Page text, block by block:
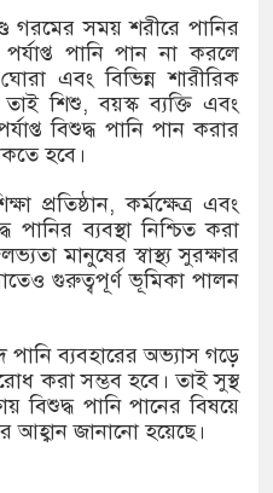
আজ
করা হয়েছে:
গরমের সময় শরীরে পানির
পানি পান না করলে
এবং বিভিন্ন শারীরিক
শিশু, বয়স্ক ব্যক্তি এবং
বিশুদ্ধ পানি পান করার
হবে।
প্রতিষ্ঠান, কর্মক্ষেত্র এবং
ব্যবস্থা নিশ্চিত করা
মানুষের স্বাস্থ্য সুরক্ষার
গুরুত্বপূর্ণ ভূমিকা পালন
পানি ব্যবহারের অভ্যাস গড়ে
করা সম্ভব হবে। তাই সুস্থ
বিশুদ্ধ পানি পানের বিষয়ে
জানানো হয়েছে।